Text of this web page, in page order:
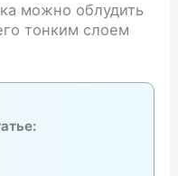
можно облудить
тонким слоем